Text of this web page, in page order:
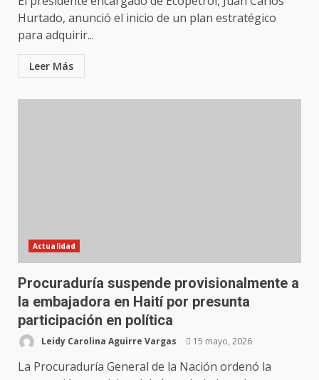
Hurtado, anunció el inicio de un plan estratégico
para adquirir...
Leer Más
Actualidad
Procuraduría suspende provisionalmente a
la embajadora en Haití por presunta
participación en política
Leidy Carolina Aguirre Vargas 15 mayo, 2026
La Procuraduría General de la Nación ordenó la